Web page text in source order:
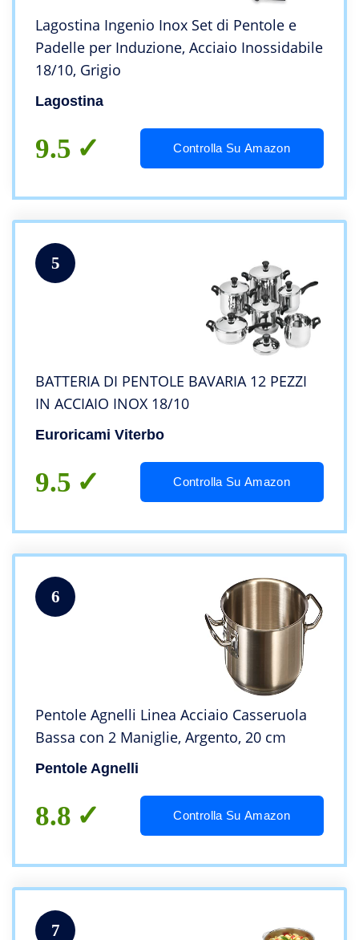
Lagostina Ingenio Inox Set di Pentole e
Padelle per Induzione, Acciaio Inossidabile
18/10, Grigio
Lagostina
9.5 Controlla Su Amazon
5
BATTERIA DI PENTOLE BAVARIA 12 PEZZI
IN ACCIAIO INOX 18/10
Euroricami Viterbo
9.5 Controlla Su Amazon
6
Pentole Agnelli Linea Acciaio Casseruola
Bassa con 2 Maniglie, Argento, 20 cm
Pentole Agnelli
8.8 Controlla Su Amazon
7